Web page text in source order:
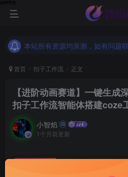
本站所有资源均亲测，如有问题
本站所有资源均亲测，如有问题
首页 扣子工作流 正文
【进阶动画赛道】一键生成
扣子工作流智能体搭建coze
小智焰
1个月前更新